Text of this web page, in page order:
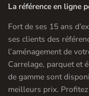
La référence en ligne
Fort de ses 15 ans
ses clients des
l’aménagement de
Carrelage, parquet et
de gamme sont
meilleurs prix.